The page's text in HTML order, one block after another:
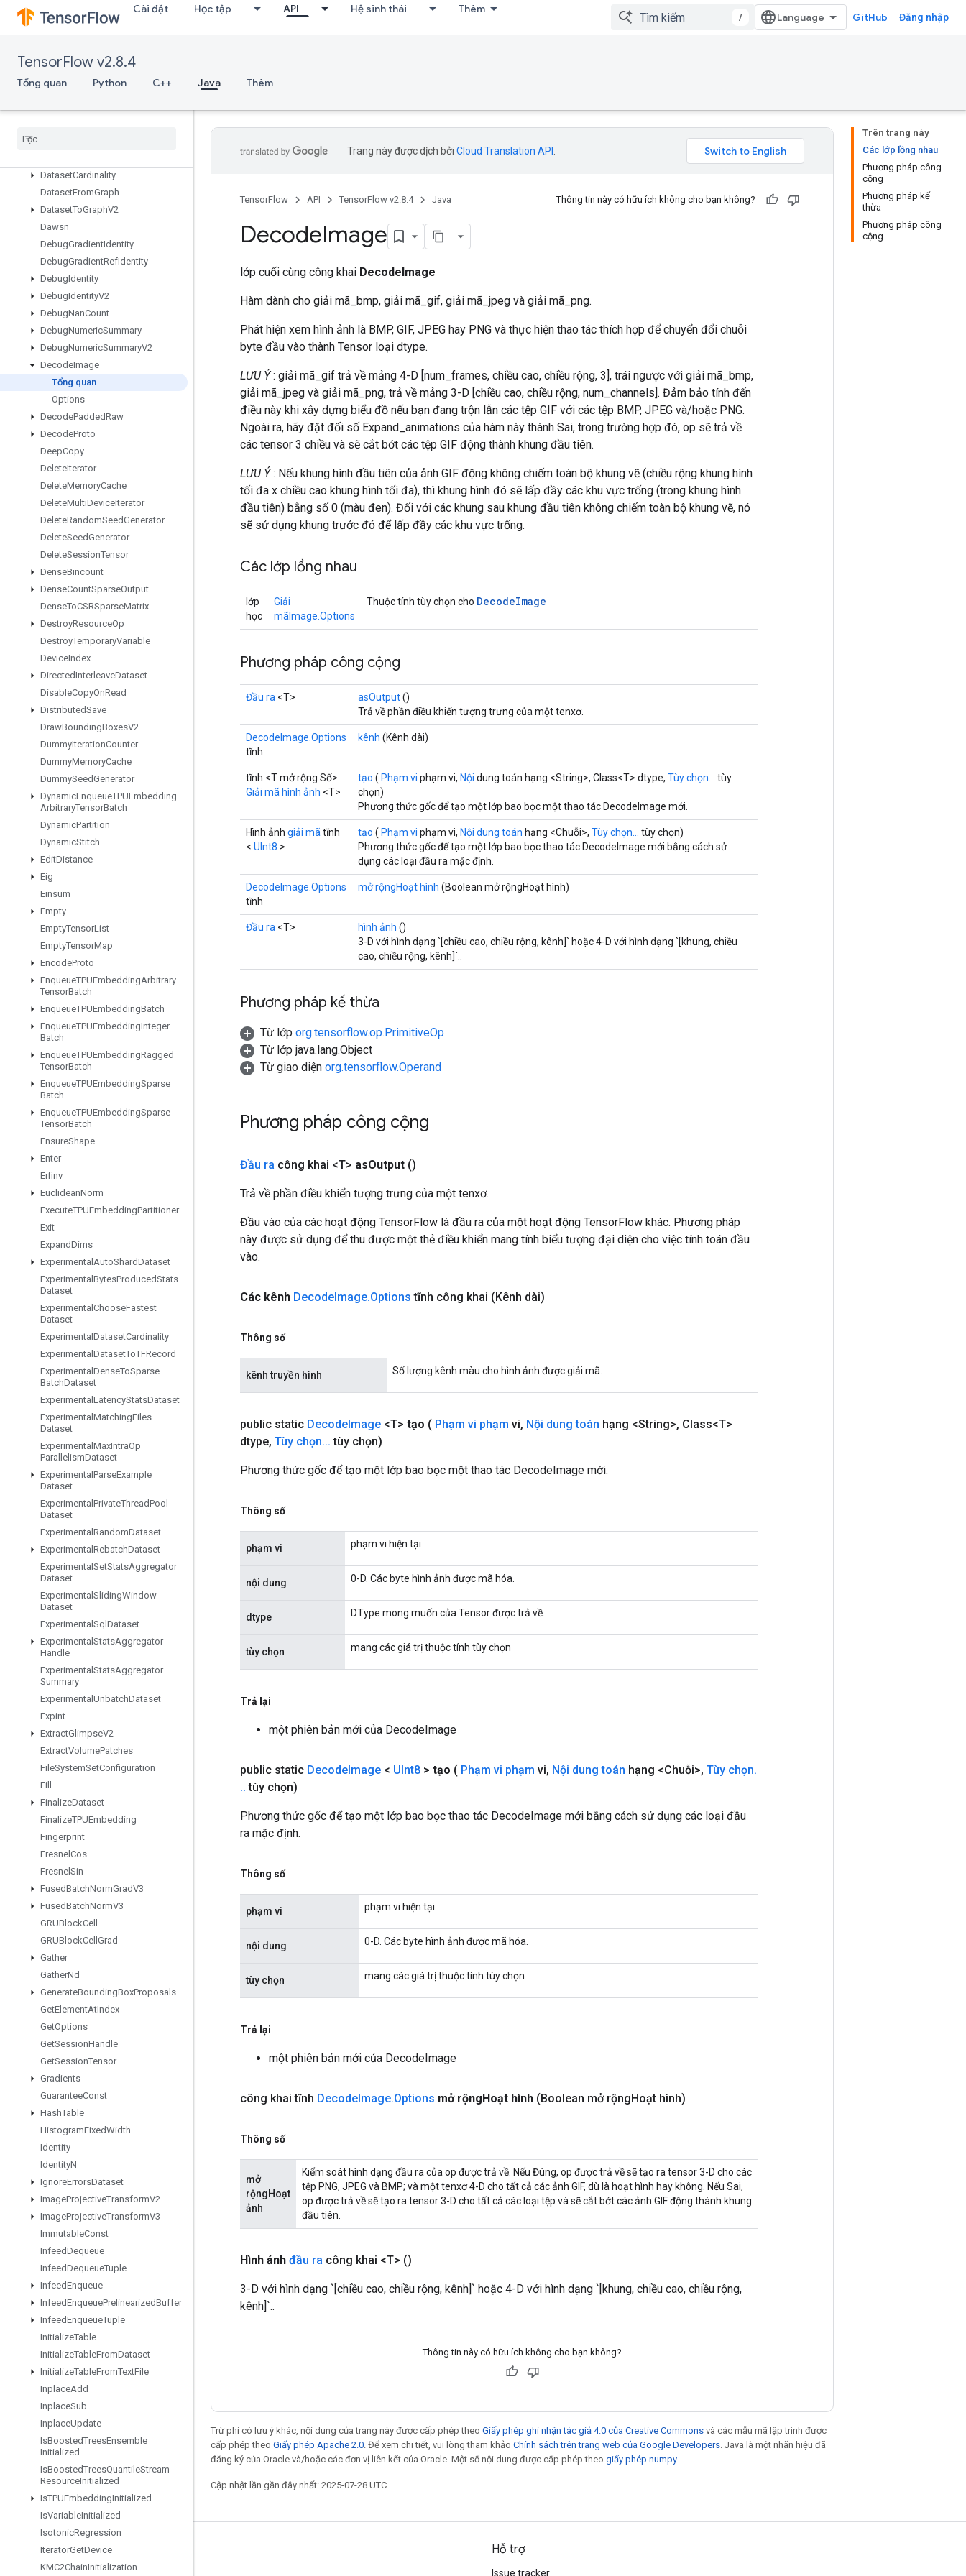
Cài đặt Học tập API Hệ sinh thái Thêm
/ GitHub Đăng nhập
TensorFlow v2.8.4
Tổng quan Python C++ Java Thêm
CudnnRNNBackpropV3
CudnnRNNCanonicalToParamsV2
CudnnRNNParamsToCanonicalV2
Cumulative
Logsumexp
DatasetCardinality
DatasetFromGraph
DatasetToGraphV2
Dawsn
DebugGradientIdentity
DebugGradientRefIdentity
DebugIdentity
DebugIdentityV2
DebugNanCount
DebugNumericSummary
DebugNumericSummaryV2
DecodeImage
Tổng quan
Options
DecodePaddedRaw
DecodeProto
DeepCopy
DeleteIterator
DeleteMemoryCache
DeleteMultiDeviceIterator
DeleteRandomSeedGenerator
DeleteSeedGenerator
DeleteSessionTensor
DenseBincount
DenseCountSparseOutput
DenseToCSRSparseMatrix
DestroyResourceOp
DestroyTemporaryVariable
DeviceIndex
DirectedInterleaveDataset
DisableCopyOnRead
DistributedSave
DrawBoundingBoxesV2
DummyIterationCounter
DummyMemoryCache
DummySeedGenerator
DynamicEnqueueTPUEmbedding
ArbitraryTensorBatch
DynamicPartition
DynamicStitch
EditDistance
Eig
Einsum
Empty
EmptyTensorList
EmptyTensorMap
EncodeProto
EnqueueTPUEmbeddingArbitrary
TensorBatch
EnqueueTPUEmbeddingBatch
EnqueueTPUEmbeddingInteger
Batch
EnqueueTPUEmbeddingRagged
TensorBatch
EnqueueTPUEmbeddingSparse
Batch
EnqueueTPUEmbeddingSparse
TensorBatch
EnsureShape
Enter
Erfinv
EuclideanNorm
ExecuteTPUEmbeddingPartitioner
Exit
ExpandDims
Experimental AutoShardDataset
Experimental BytesProducedStats
Dataset
Experimental ChooseFastest
Dataset
Experimental DatasetCardinality
Experimental DatasetToTFRecord
Experimental DenseToSparse
BatchDataset
Experimental LatencyStatsDataset
Experimental MatchingFiles
Dataset
Experimental MaxIntraOp
ParallelismDataset
Experimental ParseExample
Dataset
Experimental PrivateThreadPool
Dataset
Experimental RandomDataset
Experimental RebatchDataset
Experimental SetStatsAggregator
Dataset
Experimental SlidingWindow
Dataset
Experimental Sql Dataset
Experimental StatsAggregator
Handle
Experimental StatsAggregator
Summary
Experimental UnbatchDataset
Expint
ExtractGlimpseV2
ExtractVolumePatches
FileSystemSetConfiguration
Fill
FinalizeDataset
FinalizeTPUEmbedding
Fingerprint
Fresnel Cos
Fresnel Sin
FusedBatchNormGradV3
FusedBatchNormV3
GRUBlockCell
GRUBlockCell Grad
Gather
GatherNd
GenerateBoundingBoxProposals
GetElementAtIndex
GetOptions
GetSessionHandle
GetSessionTensor
Gradients
GuaranteeConst
HashTable
HistogramFixedWidth
Identity
IdentityN
IgnoreErrorsDataset
ImageProjectiveTransformV2
ImageProjectiveTransformV3
ImmutableConst
InfeedDequeue
InfeedDequeueTuple
InfeedEnqueue
InfeedEnqueuePrelinearizedBuffer
InfeedEnqueueTuple
InitializeTable
InitializeTableFromDataset
InitializeTableFromTextFile
InplaceAdd
InplaceSub
InplaceUpdate
IsBoostedTreesEnsemble
Initialized
IsBoostedTreesQuantileStream
ResourceInitialized
IsTPUEmbeddingInitialized
IsVariableInitialized
IsotonicRegression
IteratorGetDevice
KMC2ChainInitialization
Trên trang này
Các lớp lồng nhau
Phương pháp công
cộng
Phương pháp kế
thừa
Phương pháp công
cộng
Trang này được dịch bởi Cloud Translation API
TensorFlow API TensorFlow v2.8.4 Java Thông tin này có hữu ích không cho bạn không?
DecodeImage
lớp cuối cùng công khai DecodeImage
Hàm dành cho giải mã_bmp, giải mã_gif, giải mã_jpeg và giải mã_png.
Phát hiện xem hình ảnh là BMP, GIF, JPEG hay PNG và thực hiện thao tác thích hợp để chuyển đổi chuỗi
byte đầu vào thành Tensor loại dtype.
LƯU Ý: giải mã_gif trả về mảng 4-D [num_frames, chiều cao, chiều rộng, 3], trái ngược với giải mã_bmp,
giải mã_jpeg và giải mã_png, trả về mảng 3-D [chiều cao, chiều rộng, num_channels]. Đảm bảo tính đến
điều này khi xây dựng biểu đồ nếu bạn đang trộn lẫn các tệp GIF với các tệp BMP, JPEG và/hoặc PNG.
Ngoài ra, hãy đặt đối số Expand_animations của hàm này thành Sai, trong trường hợp đó, op sẽ trả về
các tensor 3 chiều và sẽ cắt bớt các tệp GIF động thành khung đầu tiên.
LƯU Ý: Nếu khung hình đầu tiên của ảnh GIF động không chiếm toàn bộ khung vẽ (chiều rộng khung hình
tối đa x chiều cao khung hình tối đa), thì khung hình đó sẽ lấp đầy các khu vực trống (trong khung hình
đầu tiên) bằng số 0 (màu đen). Đối với các khung sau khung đầu tiên không chiếm toàn bộ khung vẽ, nó
sẽ sử dụng khung trước đó để lấp đầy các khu vực trống.
Các lớp lồng nhau
lớp
học
Giải
mãImage.Options
Thuộc tính tùy chọn cho DecodeImage
Phương pháp công cộng
Đầu ra <T> asOutput()
Trả về phần điều khiển tượng trưng của một tenxơ.
DecodeImage.Options
tĩnh
kênh (Kênh dài)
tĩnh <T mở rộng Số>
Giải mã hình ảnh <T>
tạo ( Phạm vi phạm vi, Nội dung toán hạng <String>, Class<T> dtype, Tùy chọn...
tùy
chọn)
Phương thức gốc để tạo một lớp bao bọc một thao tác DecodeImage mới.
Hình ảnh giải mã tĩnh
< UInt8 >
tạo ( Phạm vi phạm vi, Nội dung toán hạng <Chuỗi>, Tùy chọn...
tùy chọn)
Phương thức gốc để tạo một lớp bao bọc thao tác DecodeImage mới bằng cách sử
dụng các loại đầu ra mặc định.
DecodeImage.Options
tĩnh
mở rộngHoạt hình (Boolean mở rộngHoạt hình)
Đầu ra <T> hình ảnh ()
3-D với hình dạng `[chiều cao, chiều rộng, kênh]` hoặc 4-D với hình dạng `[khung, chiều
cao, chiều rộng, kênh]`..
Phương pháp kế thừa
Từ lớp org.tensorflow.op.PrimitiveOp
Từ lớp java.lang.Object
Từ giao diện org.tensorflow.Operand
Phương pháp công cộng
Đầu ra công khai <T> asOutput ()
Trả về phần điều khiển tượng trưng của một tenxơ.
Đầu vào của các hoạt động TensorFlow là đầu ra của một hoạt động TensorFlow khác. Phương pháp
này được sử dụng để thu được một thẻ điều khiển mang tính biểu tượng đại diện cho việc tính toán đầu
vào.
Các kênh DecodeImage.Options tĩnh công khai (Kênh dài)
Thông số
kênh truyền hình Số lượng kênh màu cho hình ảnh được giải mã.
public static DecodeImage <T> tạo ( Phạm vi phạm vi, Nội dung toán hạng <String>, Class<T>
dtype, Tùy chọn... tùy chọn)
Phương thức gốc để tạo một lớp bao bọc một thao tác DecodeImage mới.
Thông số
phạm vi phạm vi hiện tại
nội dung 0-D. Các byte hình ảnh được mã hóa.
dtype DType mong muốn của Tensor được trả về.
tùy chọn mang các giá trị thuộc tính tùy chọn
Trả lại
một phiên bản mới của DecodeImage
public static DecodeImage < UInt8 > tạo ( Phạm vi phạm vi, Nội dung toán hạng <Chuỗi>, Tùy chọn.
.. tùy chọn)
Phương thức gốc để tạo một lớp bao bọc thao tác DecodeImage mới bằng cách sử dụng các loại đầu
ra mặc định.
Thông số
phạm vi phạm vi hiện tại
nội dung 0-D. Các byte hình ảnh được mã hóa.
tùy chọn mang các giá trị thuộc tính tùy chọn
Trả lại
một phiên bản mới của DecodeImage
công khai tĩnh DecodeImage.Options mở rộngHoạt hình (Boolean mở rộngHoạt hình)
Thông số
mở
rộngHoạt
ảnh
Kiểm soát hình dạng đầu ra của op được trả về. Nếu Đúng, op được trả về sẽ tạo ra tensor 3-D cho các
tệp PNG, JPEG và BMP; và một tenxơ 4-D cho tất cả các ảnh GIF, dù là hoạt hình hay không. Nếu Sai,
op được trả về sẽ tạo ra tensor 3-D cho tất cả các loại tệp và sẽ cắt bớt các ảnh GIF động thành khung
đầu tiên.
Hình ảnh đầu ra công khai <T> ()
3-D với hình dạng `[chiều cao, chiều rộng, kênh]` hoặc 4-D với hình dạng `[khung, chiều cao, chiều rộng,
kênh]`..
Thông tin này có hữu ích không cho bạn không?
Trừ phi có lưu ý khác, nội dung của trang này được cấp phép theo Giấy phép ghi nhận tác giả 4.0 của Creative Commons và các mẫu mã lập trình được
cấp phép theo Giấy phép Apache 2.0 . Để xem chi tiết, vui lòng tham khảo Chính sách trên trang web của Google Developers . Java là một nhãn hiệu đã
đăng ký của Oracle và/hoặc các đơn vị liên kết của Oracle. Một số nội dung được cấp phép theo giấy phép numpy.
Cập nhật lần gần đây nhất: 2025-07-28 UTC.
Giữ liên lạc Hỗ trợ
Issue tracker